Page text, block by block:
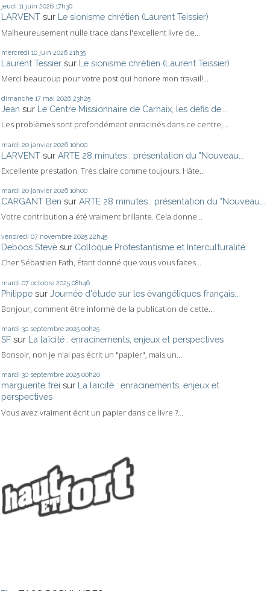
jeudi 11 juin 2026 17h30
LARVENT sur Le sionisme chrétien (Laurent Teissier)
Malheureusement nulle trace dans l'excellent livre de...
mercredi 10 juin 2026 21h35
Laurent Tessier sur Le sionisme chrétien (Laurent Teissier)
Merci beaucoup pour votre post qui honore mon travail!...
dimanche 17 mai 2026 23h25
Jean sur Le Centre Missionnaire de Carhaix, les défis de...
Les problèmes sont profondément enracinés dans ce centre,...
mardi 20 janvier 2026 10h00
LARVENT sur ARTE 28 minutes : présentation du "Nouveau...
Excellente prestation. Très claire comme toujours. Hâte...
mardi 20 janvier 2026 10h00
CARGANT Ben sur ARTE 28 minutes : présentation du "Nouveau...
Votre contribution a été vraiment brillante. Cela donne...
vendredi 07 novembre 2025 22h45
Deboos Steve sur Colloque Protestantisme et Interculturalité
Cher Sébastien Fath, Étant donné que vous vous faites...
mardi 07 octobre 2025 08h46
Philippe sur Journée d'étude sur les évangéliques français...
Bonjour, comment être informé de la publication de cette...
mardi 30 septembre 2025 00h25
SF sur La laïcité : enracinements, enjeux et perspectives
Bonsoir, non je n'ai pas écrit un "papier", mais un...
mardi 30 septembre 2025 00h20
marguerite frei sur La laïcité : enracinements, enjeux et
perspectives
Vous avez vraiment écrit un papier dans ce livre ?...